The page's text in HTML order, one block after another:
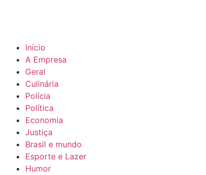
Início
A Empresa
Geral
Culinária
Polícia
Política
Economia
Justiça
Brasil e mundo
Esporte e Lazer
Humor